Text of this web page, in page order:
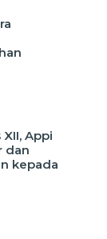
Appi
dan
kepada